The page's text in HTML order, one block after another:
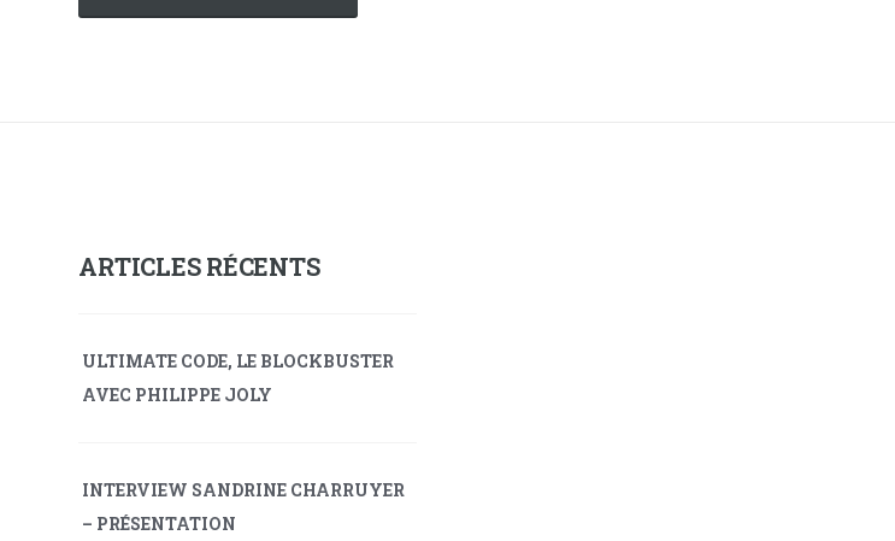
a
i
v
:
ARTICLES RÉCENTS
ULTIMATE CODE, LE BLOCKBUSTER
AVEC PHILIPPE JOLY
INTERVIEW SANDRINE CHARRUYER
– PRÉSENTATION